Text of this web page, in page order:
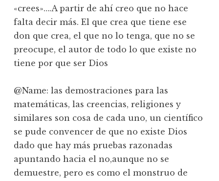
«crees»….A partir de ahí creo que no hace
falta decir más. El que crea que tiene ese
don que crea, el que no lo tenga, que no se
preocupe, el autor de todo lo que existe no
tiene por que ser Dios
@Name: las demostraciones para las
matemáticas, las creencias, religiones y
similares son cosa de cada uno, un científico
se pude convencer de que no existe Dios
dado que hay más pruebas razonadas
apuntando hacia el no,aunque no se
demuestre, pero es como el monstruo de